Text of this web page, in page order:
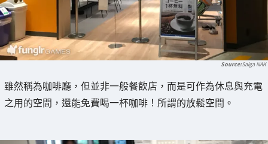
Saiga NAK
雖然稱為咖啡廳，但並非一般餐飲店，而是可作為休息與充電
之用的空間，還能免費喝一杯咖啡！所謂的放鬆空間。